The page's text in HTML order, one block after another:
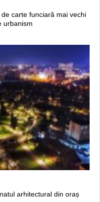
carte funciară mai vechi
urbanism
arhitectural din oraș